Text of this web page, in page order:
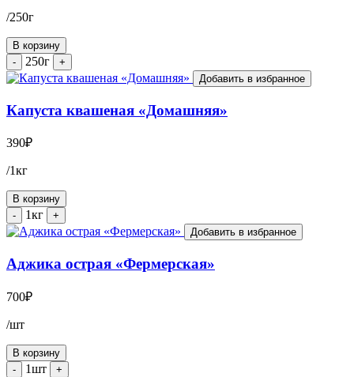
/250г
В корзину
-
250г
+
Добавить в избранное
Капуста квашеная «Домашняя»
390₽
/1кг
В корзину
-
1кг
+
Добавить в избранное
Аджика острая «Фермерская»
700₽
/шт
В корзину
-
1шт
+